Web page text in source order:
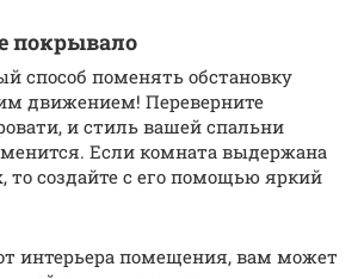
покрывало
способ поменять обстановку
движением! Переверните
и стиль вашей спальни
Если комната выдержана
то создайте с его помощью яркий
интерьера помещения, вам может